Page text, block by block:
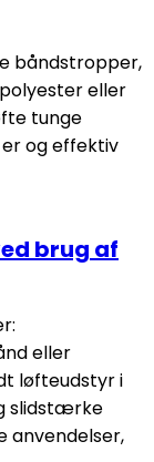
båndstropper,
eller
tunge
og effektiv
brug af
eller
løfteudstyr i
slidstærke
anvendelser,